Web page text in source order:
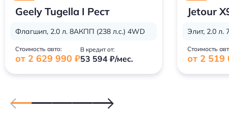
Geely Tugella I Рест
Флагшип, 2.0 л. 8АКПП (238 л.с.) 4WD
Стоимость авто:
от 2 629 990 ₽
В кредит от:
53 594 ₽/мес.
Jetour
Элит, 2.0 л.
Стоимость
от 2 519